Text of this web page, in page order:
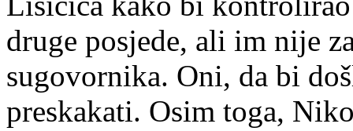
druge posjede, ali im nije
sugovornika. Oni, da bi
preskakati. Osim toga,